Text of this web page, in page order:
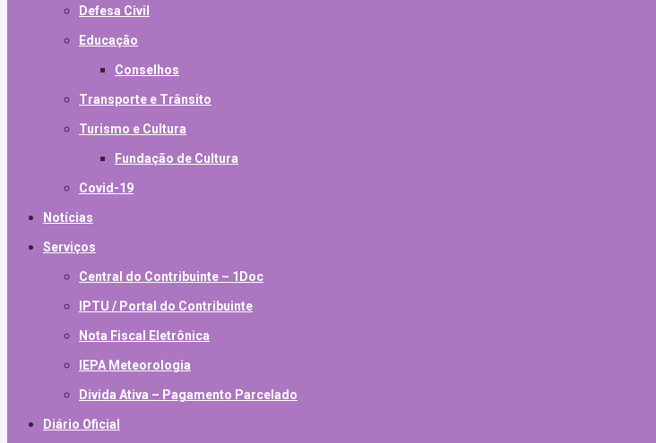
Defesa Civil
Educação
Conselhos
Transporte e Trânsito
Turismo e Cultura
Fundação de Cultura
Covid-19
Notícias
Serviços
Central do Contribuinte – 1Doc
IPTU / Portal do Contribuinte
Nota Fiscal Eletrônica
IEPA Meteorologia
Divida Ativa – Pagamento Parcelado
Diário Oficial